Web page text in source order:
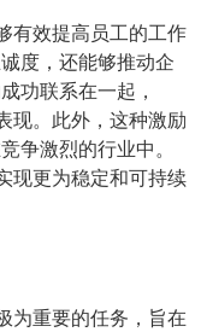
有效提高员工的工作
度，还能够推动企
功联系在一起，
现。此外，这种激励
争激烈的行业中。
现更为稳定和可持续
为重要的任务，旨在